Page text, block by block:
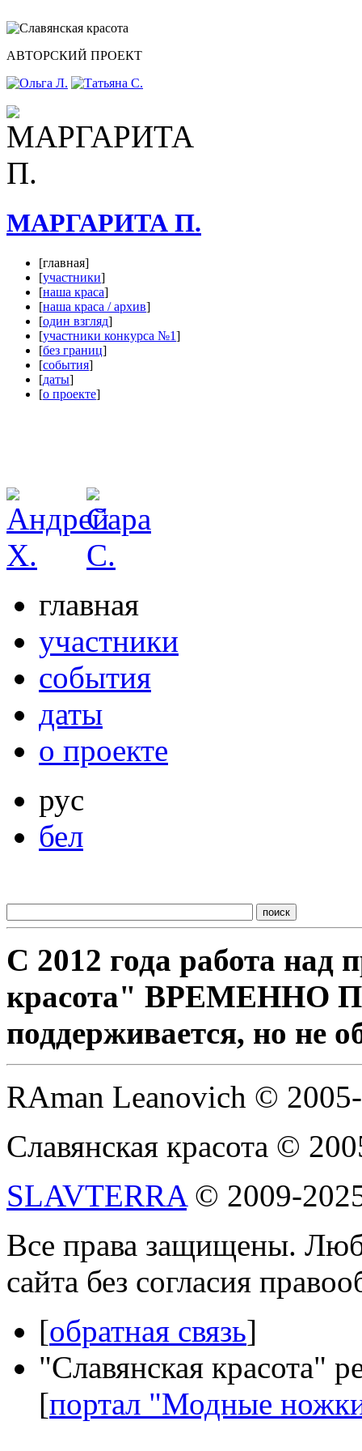
АВТОРСКИЙ ПРОЕКТ
МАРГАРИТА П.
[главная]
[участники]
[наша краса]
[наша краса / архив]
[один взгляд]
[участники конкурса №1]
[без границ]
[события]
[даты]
[о проекте]
главная
участники
события
даты
о проекте
рус
бел
С 2012 года работа над
красота" ВРЕМЕННО
поддерживается, но не
RAman Leanovich ©
Славянская красота ©
SLAVTERRA© 2009-
Все права защищены.
сайта без согласия
[обратная связь]
"Славянская красота"
[портал "Модные